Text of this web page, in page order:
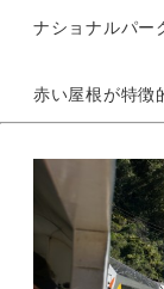
ナショナルパー
赤い屋根が特徴